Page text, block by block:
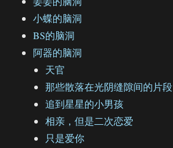
小蝶的脑洞
BS的脑洞
阿器的脑洞
天官
那些散落在光阴缝隙间的片段
追到星星的小男孩
相亲，但是二次恋爱
只是爱你